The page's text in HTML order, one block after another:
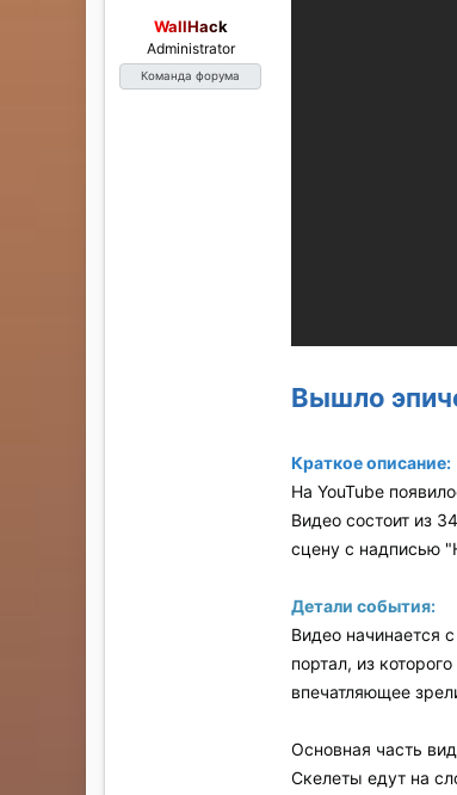
WallHack
Administrator
Команда форума
Вышло
Краткое описание:
На YouTube
Видео состоит из
сцену с надписью
Детали события:
Видео начинается
портал, из
впечатляющее
Основная часть
Скелеты едут на